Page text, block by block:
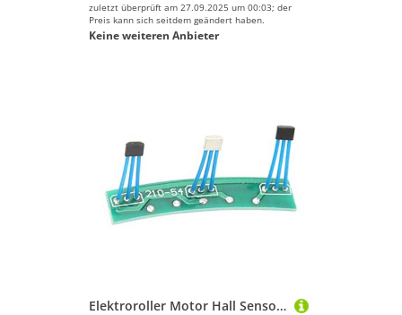
zuletzt überprüft am 27.09.2025 um 00:03; der
Preis kann sich seitdem geändert haben.
Keine weiteren Anbieter
Elektroroller Motor Hall Sensor PCB Board Ersatzteil für Scooter PRO PRO2 Elektroroller-Zubehör